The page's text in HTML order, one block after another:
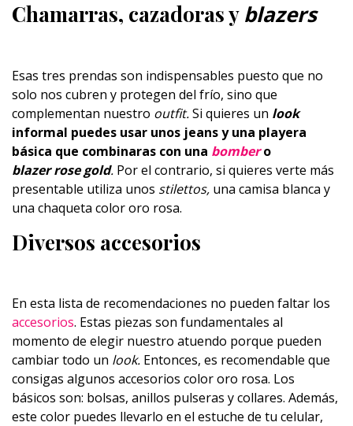
Chamarras, cazadoras y blazers
Esas tres prendas son indispensables puesto que no
solo nos cubren y protegen del frío, sino que
complementan nuestro outfit.Si quieres un look
informal puedes usar unos jeans y una playera
básica que combinaras con una bombero
blazer rose gold. Por el contrario, si quieres verte más
presentable utiliza unos stilettos, una camisa blanca y
una chaqueta color oro rosa.
Diversos accesorios
En esta lista de recomendaciones no pueden faltar los
accesorios. Estas piezas son fundamentales al
momento de elegir nuestro atuendo porque pueden
cambiar todo un look. Entonces, es recomendable que
consigas algunos accesorios color oro rosa. Los
básicos son: bolsas, anillos pulseras y collares. Además,
este color puedes llevarlo en el estuche de tu celular,